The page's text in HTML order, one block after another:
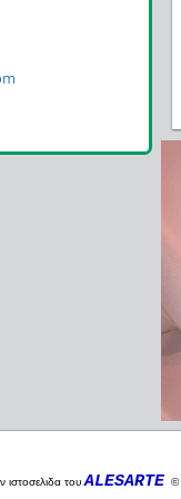
ιστοσελιδα του ALESARTE ©